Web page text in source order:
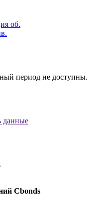
об.
период не доступны.
данные
Cbonds